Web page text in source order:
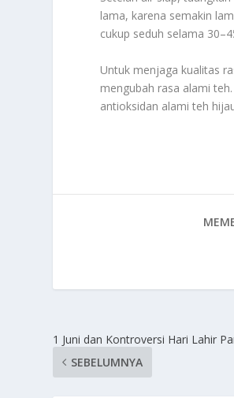
lama, karena semakin
cukup seduh selama
Untuk menjaga kualitas
mengubah rasa alami
antioksidan alami teh
1 Juni dan Kontroversi Hari Lahir
SEBELUMNYA